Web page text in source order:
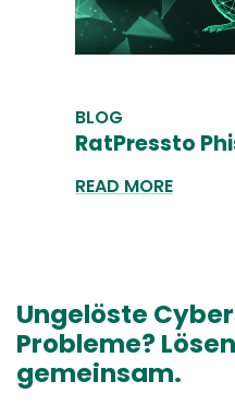
BLOG
RatPressto
READ MORE
Ungelöste
Probleme?
gemeinsam.